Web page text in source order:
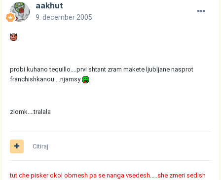
aakhut
9. december 2005
probi kuhano tequillo....prvi shtant zram makete ljubljane nasprot
franchishkanou....njamsy
zlomk....tralala
Citiraj
tut che pisker okol obrnesh pa se nanga vsedesh.....she zmeri sedish